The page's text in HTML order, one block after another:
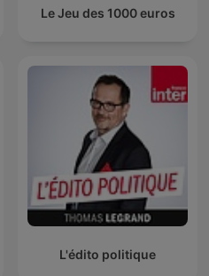
Le Jeu des 1000 euros
L'édito politique